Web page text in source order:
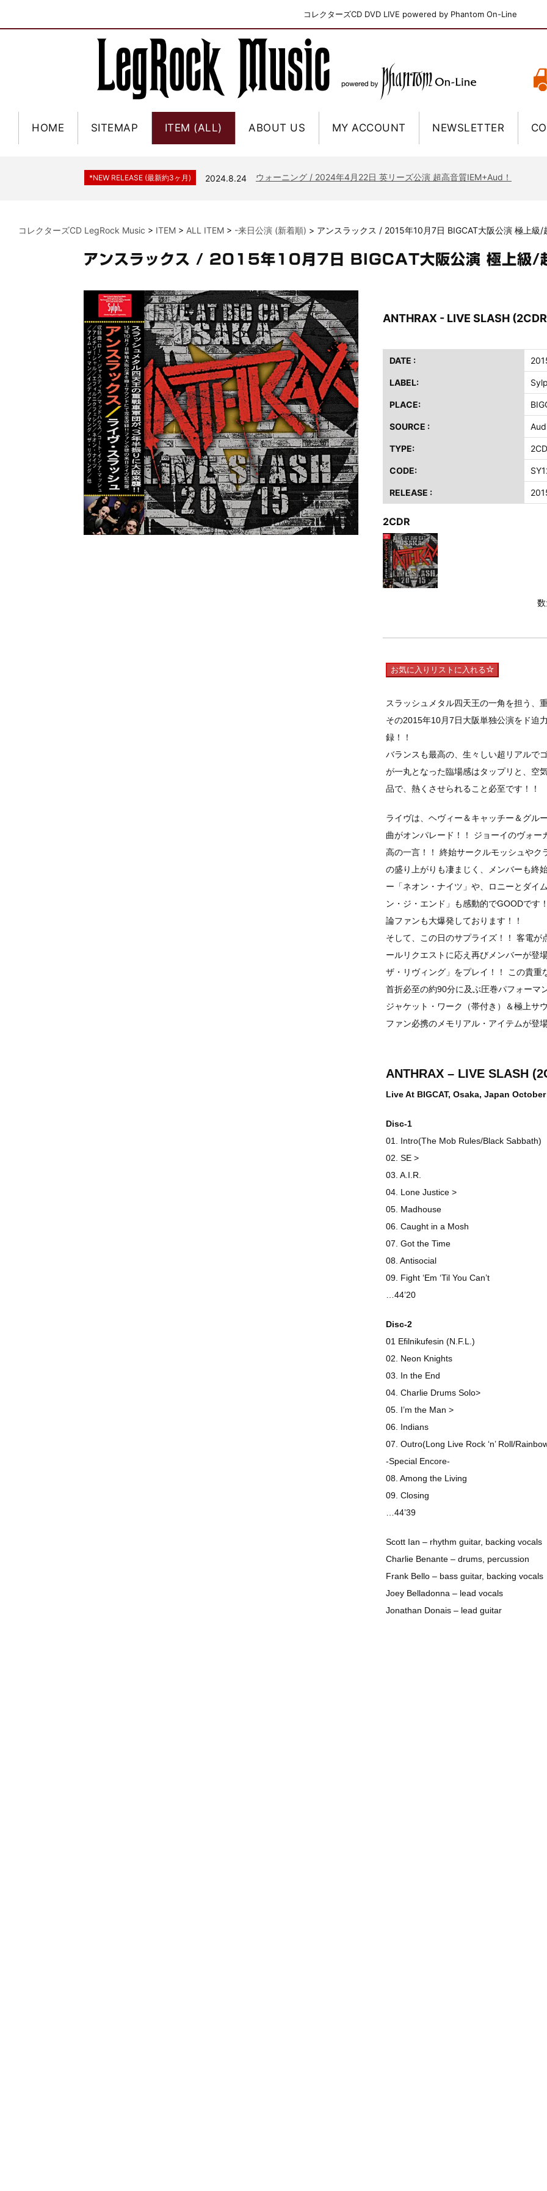
コレクターズCD DVD LIVE powered by Phantom On-Line
HOME SITEMAP ITEM (ALL) ABOUT US MY ACCOUNT NEWSLETTER
*NEW RELEASE (最新約3ヶ月) 2024.6.9 ジャーニー / 1979年5月8+9日 コロラド州 2公演 SBD 完全収録！
*NEW RELEASE (最新約3ヶ月) 2024.11.9 NGHFB / 2024年7月28日 フジロック’24公演 超高音質AI-SBD！
*NEW RELEASE (最新約3ヶ月) 2024.6.24 ビリー・ジョエル / 2024年3月24日 100Aniv. 米M.S.G公演 完全収録！
マネスキン / 2024年6月9日 ドイツ ROCK AM RING 公演 FHD 完全収録！
*NEW RELEASE (最新約3ヶ月) 2024.6.9 リアム・ギャラガー / 2024年6月1日 英国シェフィールド公演 完全収録！
2024.6.9
*NEW RELEASE (最新約3ヶ月) 2024.6.9 ジャーニー / 1979年5月8+9日 コロラド州 2公演 SBD 完全収録！
*NEW RELEASE (最新約3ヶ月) 2024.11.9 NGHFB / 2024年7月28日 フジロック’24公演 超高音質AI-SBD！
*NEW RELEASE (最新約3ヶ月) 2024.8.24 ウォーニング / 2024年4月22日 英リーズ公演 超高音質IEM+Aud！
*NEW RELEASE (最新約3ヶ月) 2024.6.24 ビリー・ジョエル / 2024年3月24日 100Aniv. 米M.S.G公演 完全収録！
*NEW RELEASE (最新約3ヶ月)
2024.6.24
リアム・ギャラガー / 2024年6月3日 カーディフ公演 IEM/AUD 完全収録！
*NEW RELEASE (最新約3ヶ月) 2024.6.24 スコーピオンズ / 2024年6月15日 リスボン公演 FHD 完全収録！
*NEW RELEASE (最新約3ヶ月) 2024.6.20 マネスキン / 2024年6月9日 ドイツ ROCK AM RING 公演 FHD 完全収録！
*NEW RELEASE (最新約3ヶ月) 2024.6.9 リアム・ギャラガー / 2024年6月1日 英国シェフィールド公演 完全収録！
*NEW RELEASE (最新約3ヶ月) 2024.6.9 メガデス / 2023年8月4日 ドイツ W.O.A. 公演 FHD 完全収録！
*NEW RELEASE (最新約3ヶ月) 2024.6.9 ユーライア・ヒープ / 2023年8月3日 ドイツ W.O.A. 公演 FHD 完全収録！
*NEW RELEASE (最新約3ヶ月) 2024.6.9 ジャーニー / 1979年5月8+9日 コロラド州 2公演 SBD 完全収録！
コレクターズCD LegRock Music > ITEM > ALL ITEM > -来日公演 (新着順) > アンスラックス / 2015年10月7日 BIGCAT大阪公演 極上級/
アンスラックス / 2015年10月7日 BIGCAT大阪公演 極上級/
ANTHRAX - LIVE SLASH
DATE :
LABEL:
PLACE:
SOURCE :
TYPE:
CODE:
RELEASE :
2CDR
お気に入りリストに入れる
スラッシュメタル四天王の一角を担う、
その2015年10月7日大阪単独公演をド迫
録！！
バランスも最高の、生々しい超リアルで
が一丸となった臨場感はタップリと、空
品で、熱くさせられること必至です！！
ライヴは、ヘヴィー＆キャッチー＆グル
曲がオンパレード！！ ジョーイのヴォ
高の一言！！ 終始サークルモッシュや
の盛り上がりも凄まじく、メンバーも終
ー「ネオン・ナイツ」や、ロニーとダイ
ン・ジ・エンド」も感動的でGOODです
論ファンも大爆発しております！！
そして、この日のサプライズ！！ 客電
ールリクエストに応え再びメンバーが登
ザ・リヴィング」をプレイ！！ この貴
首折必至の約90分に及ぶ圧巻パフォーマ
ジャケット・ワーク（帯付き）＆極上サ
ファン必携のメモリアル・アイテムが登
ANTHRAX – LIVE SLASH
Live At BIGCAT, Osaka, Japan
Disc-1
01. Intro(The Mob Rules/Black Sabbath)
02. SE >
03. A.I.R.
04. Lone Justice >
05. Madhouse
06. Caught in a Mosh
07. Got the Time
08. Antisocial
09. Fight ‘Em ‘Til You Can’t
…44’20
Disc-2
01 Efilnikufesin (N.F.L.)
02. Neon Knights
03. In the End
04. Charlie Drums Solo>
05. I’m the Man >
06. Indians
07. Outro(Long Live Rock ‘n’ Roll/
-Special Encore-
08. Among the Living
09. Closing
…44’39
Scott Ian – rhythm guitar, backing vocals
Charlie Benante – drums, percussion
Frank Bello – bass guitar, backing vocals
Joey Belladonna – lead vocals
Jonathan Donais – lead guitar